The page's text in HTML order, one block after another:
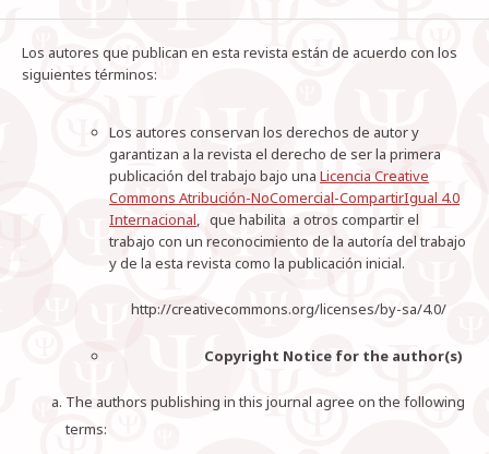
Los autores que publican en esta revista están de acuerdo con los
siguientes términos:
Los autores conservan los derechos de autor y
garantizan a la revista el derecho de ser la primera
publicación del trabajo bajo una Licencia Creative
Commons Atribución-NoComercial-CompartirIgual 4.0
Internacional, que habilita a otros compartir el
trabajo con un reconocimiento de la autoría del trabajo
y de la esta revista como la publicación inicial.
http://creativecommons.org/licenses/by-sa/4.0/
Copyright Notice for the author(s)
The authors publishing in this journal agree on the following
terms: